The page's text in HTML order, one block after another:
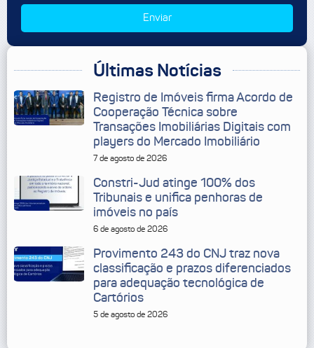
Enviar
Últimas Notícias
Registro de Imóveis firma Acordo de
Cooperação Técnica sobre
Transações Imobiliárias Digitais com
players do Mercado Imobiliário
7 de agosto de 2026
Constri-Jud atinge 100% dos
Tribunais e unifica penhoras de
imóveis no país
6 de agosto de 2026
Provimento 243 do CNJ traz nova
classificação e prazos diferenciados
para adequação tecnológica de
Cartórios
5 de agosto de 2026